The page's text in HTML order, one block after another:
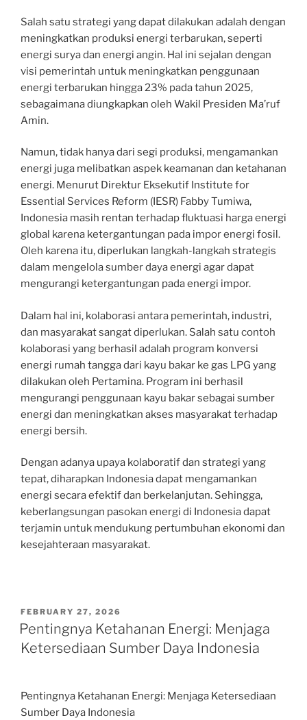
Salah satu strategi yang dapat dilakukan adalah dengan
meningkatkan produksi energi terbarukan, seperti
energi surya dan energi angin. Hal ini sejalan dengan
visi pemerintah untuk meningkatkan penggunaan
energi terbarukan hingga 23% pada tahun 2025,
sebagaimana diungkapkan oleh Wakil Presiden Ma’ruf
Amin.
Namun, tidak hanya dari segi produksi, mengamankan
energi juga melibatkan aspek keamanan dan ketahanan
energi. Menurut Direktur Eksekutif Institute for
Essential Services Reform (IESR) Fabby Tumiwa,
Indonesia masih rentan terhadap fluktuasi harga energi
global karena ketergantungan pada impor energi fosil.
Oleh karena itu, diperlukan langkah-langkah strategis
dalam mengelola sumber daya energi agar dapat
mengurangi ketergantungan pada energi impor.
Dalam hal ini, kolaborasi antara pemerintah, industri,
dan masyarakat sangat diperlukan. Salah satu contoh
kolaborasi yang berhasil adalah program konversi
energi rumah tangga dari kayu bakar ke gas LPG yang
dilakukan oleh Pertamina. Program ini berhasil
mengurangi penggunaan kayu bakar sebagai sumber
energi dan meningkatkan akses masyarakat terhadap
energi bersih.
Dengan adanya upaya kolaboratif dan strategi yang
tepat, diharapkan Indonesia dapat mengamankan
energi secara efektif dan berkelanjutan. Sehingga,
keberlangsungan pasokan energi di Indonesia dapat
terjamin untuk mendukung pertumbuhan ekonomi dan
kesejahteraan masyarakat.
POSTED
ON
FEBRUARY 27, 2026
Pentingnya Ketahanan Energi: Menjaga
Ketersediaan Sumber Daya Indonesia
Pentingnya Ketahanan Energi: Menjaga Ketersediaan
Sumber Daya Indonesia